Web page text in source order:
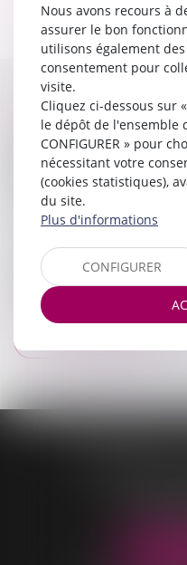
Ventes aux enchères
NOS VALEURS
Notre étude a la vocation
privilégiéeavec ses
équipe vous
savoir-faire pour vous
intérêts.
L’étude CONTASSOT
besoins et met en place
de travail en adéquation
Nous avons recours à
assurer le bon
utilisons également
consentement pour
visite.
Cliquez ci-dessous sur
le dépôt de l'ensemble
CONFIGURER » pour
nécessitant votre
(cookies statistiques),
du site.
Plus d'informations
CONFIGURER